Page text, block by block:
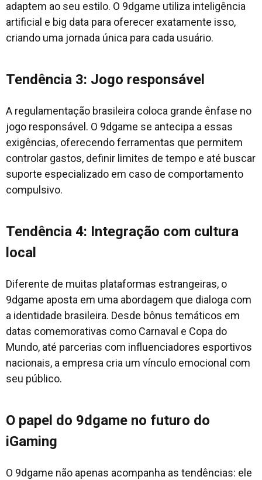
adaptem ao seu estilo. O 9dgame utiliza inteligência
artificial e big data para oferecer exatamente isso,
criando uma jornada única para cada usuário.
Tendência 3: Jogo responsável
A regulamentação brasileira coloca grande ênfase no
jogo responsável. O 9dgame se antecipa a essas
exigências, oferecendo ferramentas que permitem
controlar gastos, definir limites de tempo e até buscar
suporte especializado em caso de comportamento
compulsivo.
Tendência 4: Integração com cultura
local
Diferente de muitas plataformas estrangeiras, o
9dgame aposta em uma abordagem que dialoga com
a identidade brasileira. Desde bônus temáticos em
datas comemorativas como Carnaval e Copa do
Mundo, até parcerias com influenciadores esportivos
nacionais, a empresa cria um vínculo emocional com
seu público.
O papel do 9dgame no futuro do
iGaming
O 9dgame não apenas acompanha as tendências: ele